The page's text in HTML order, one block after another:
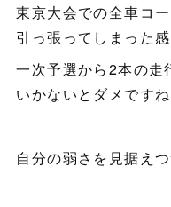
東京大会での全車コ
引っ張ってしまった感
一次予選から2本の走
いかないとダメですね
自分の弱さを見据え